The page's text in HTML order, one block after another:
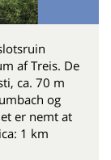
af Treis. De
ca. 70 m
og
er nemt at
1 km